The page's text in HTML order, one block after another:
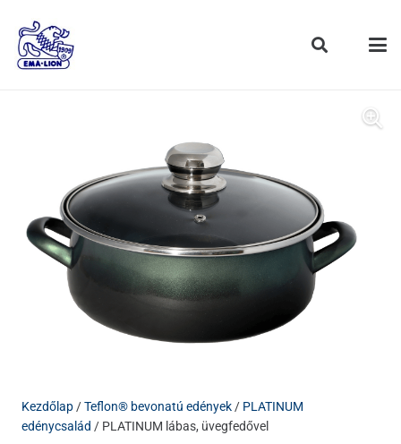
Kezdőlap/Teflon® bevonatú edények/ PLATINUM
edénycsalád / PLATINUM lábas, üvegfedővel